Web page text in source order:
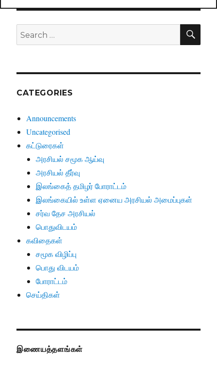
Search
for:
CATEGORIES
Announcements
Uncategorised
கட்டுரைகள்
அரசியல் சமூக ஆய்வு
அரசியல் தீர்வு
இலங்கைத் தமிழர் போராட்டம்
இலங்கையில் உள்ள ஏனைய அரசியல் அமைப்புகள்
சர்வ தேச அரசியல்
பொதுவிடயம்
கவிதைகள்
சமூக விழிப்பு
பொது விடயம்
போராட்டம்
செய்திகள்
இணையத்தளங்கள்